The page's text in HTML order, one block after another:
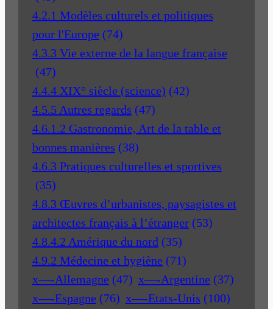
4.2.1 Modèles culturels et politiques
pour l'Europe (74)
4.3.3 Vie externe de la langue française
(47)
4.4.4 XIX° siècle (science) (42)
4.5.5 Autres regards (47)
4.6.1.2 Gastronomie, Art de la table et
bonnes manières (38)
4.6.3 Pratiques culturelles et sportives
(35)
4.8.3 Œuvres d’urbanistes, paysagistes et
architectes français à l’étranger (53)
4.8.4.2 Amérique du nord (35)
4.9.2 Médecine et hygiène (71)
x—-Allemagne (47) x—-Argentine (37)
x—-Espagne (76) x—-Etats-Unis (100)